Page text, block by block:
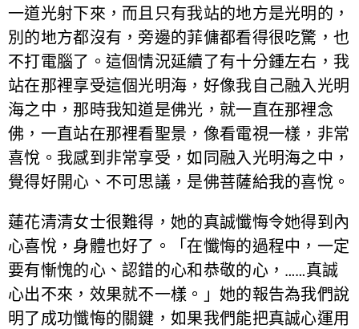
一道光射下來，而且只有我站的地方是光明的，
別的地方都沒有，旁邊的菲傭都看得很吃驚，也
不打電腦了。這個情況延續了有十分鍾左右，我
站在那裡享受這個光明海，好像我自己融入光明
海之中，那時我知道是佛光，就一直在那裡念
佛，一直站在那裡看聖景，像看電視一樣，非常
喜悅。我感到非常享受，如同融入光明海之中，
覺得好開心、不可思議，是佛菩薩給我的喜悅。
蓮花清清女士很難得，她的真誠懺悔令她得到內
心喜悅，身體也好了。「在懺悔的過程中，一定
要有慚愧的心、認錯的心和恭敬的心，……真誠
心出不來，效果就不一樣。」她的報告為我們說
明了成功懺悔的關鍵，如果我們能把真誠心運用